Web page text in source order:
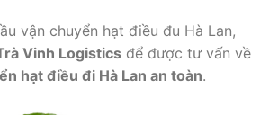
vận chuyển hạt điều đu Hà Lan,
Vinh Logistics để được tư vấn về
hạt điều đi Hà Lan an toàn.